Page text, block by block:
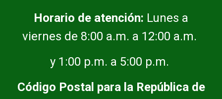
Horario de atención: Lunes a
viernes de 8:00 a.m. a 12:00 a.m.
y 1:00 p.m. a 5:00 p.m.
Código Postal para la República de